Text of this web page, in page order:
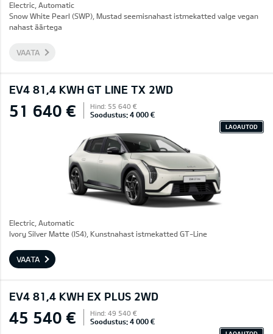
Electric, Automatic
Snow White Pearl (SWP), Mustad seemisnahast istmekatted valge vegan
nahast äärtega
VAATA
EV4 81,4 KWH GT LINE TX 2WD
51 640 € Hind: 55 640 €
Soodustus: 4 000 €
LAOAUTOD
Electric, Automatic
Ivory Silver Matte (IS4), Kunstnahast istmekatted GT-Line
VAATA
EV4 81,4 KWH EX PLUS 2WD
45 540 € Hind: 49 540 €
Soodustus: 4 000 €